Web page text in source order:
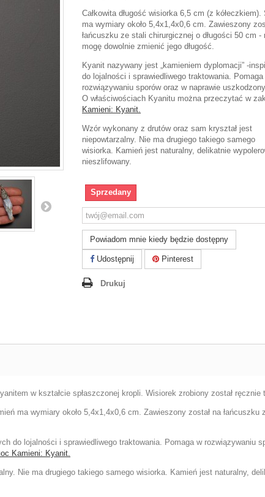
Całkowita długość wisiorka 6,5 cm (z
ma wymiary około 5,4x1,4x0,6 cm. Zawieszony
łańcuszku ze stali chirurgicznej o długości 50 cm -
mogę dowolnie zmienić jego długość.
Kyanit nazywany jest „kamieniem dyplomacji” -
do lojalności i sprawiedliwego traktowania. Pomaga
rozwiązywaniu sporów oraz w naprawie
O właściwościach Kyanitu można przeczytać w
Kamieni: Kyanit.
Wzór wykonany z drutów oraz sam kryształ jest
niepowtarzalny. Nie ma drugiego takiego samego
wisiorka. Kamień jest naturalny, delikatnie
nieszlifowany.
Sprzedany
Powiadom mnie kiedy będzie dostępny
Udostępnij Pinterest
Drukuj
w kształcie spłaszczonej kropli. Wisiorek zrobiony został
ma wymiary około 5,4x1,4x0,6 cm. Zawieszony został na
do lojalności i sprawiedliwego traktowania. Pomaga w rozwiązywaniu
Kamieni: Kyanit.
Nie ma drugiego takiego samego wisiorka. Kamień jest naturalny,